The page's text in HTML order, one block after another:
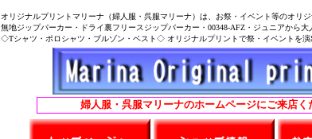
オリジナルプリントマリーナ（婦人服・呉服マリーナ）は、お祭・イベント等のオリ
無地ジップパーカー・ドライ裏フリースジップパーカー・00348-AFZ・ジュニアから大
◇Tシャツ・ポロシャツ・ブルゾン・ベスト◇ オリジナルプリントで祭・イベントを
婦人服・呉服マリーナのホームページにご来店くださり